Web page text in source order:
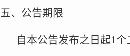
五、公告期限
自本公告发布之日起1个